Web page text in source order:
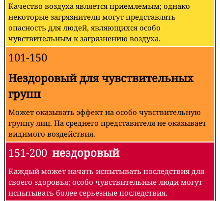
Качество воздуха является приемлемым; однако
некоторые загрязнители могут представлять
опасность для людей, являющихся особо
чувствительным к загрязнению воздуха.
101-150
Нездоровый для чувствительных
групп
Может оказывать эффект на особо чувствительную
группу лиц. На среднего представителя не оказывает
видимого воздействия.
151-200 нездоровый
Каждый может начать испытывать последствия для
своего здоровья; особо чувствительные люди могут
испытывать более серьезные последствия.